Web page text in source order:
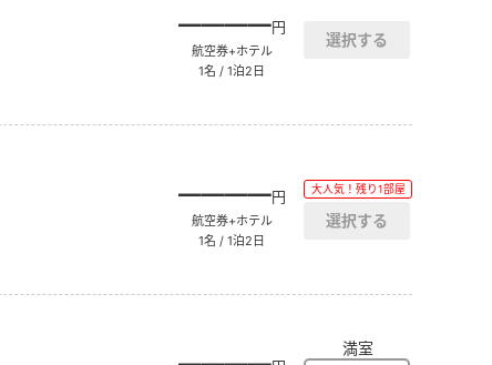
――――円
航空券+ホテル
1名 / 1泊2日
――――円
航空券+ホテル
1名 / 1泊2日
大人気！残り1部屋
満室